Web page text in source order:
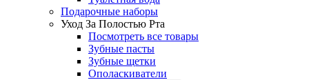
Подарочные наборы
Уход За Полостью Рта
Посмотреть все товары
Зубные пасты
Зубные щетки
Ополаскиватели